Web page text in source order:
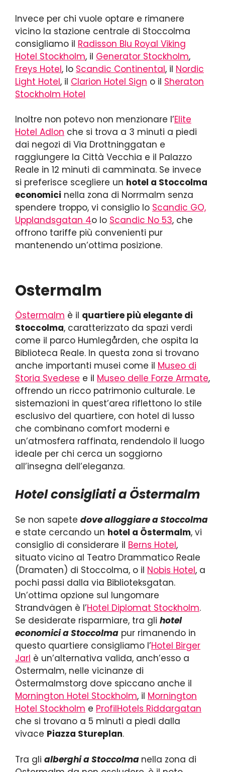
Invece per chi vuole optare e rimanere
vicino la stazione centrale di Stoccolma
consigliamo il Radisson Blu Royal Viking
Hotel Stockholm, il Generator Stockholm,
Freys Hotel, lo Scandic Continental, il Nordic
Light Hotel, il Clarion Hotel Sign o il Sheraton
Stockholm Hotel
Inoltre non potevo non menzionare l’Elite
Hotel Adlon che si trova a 3 minuti a piedi
dai negozi di Via Drottninggatan e
raggiungere la Città Vecchia e il Palazzo
Reale in 12 minuti di camminata. Se invece
si preferisce scegliere un hotel a Stoccolma
economici nella zona di Norrmalm senza
spendere troppo, vi consiglio lo Scandic GO,
Upplandsgatan 4o lo Scandic No 53, che
offrono tariffe più convenienti pur
mantenendo un’ottima posizione.
Ostermalm
Östermalm è il quartiere più elegante di
Stoccolma, caratterizzato da spazi verdi
come il parco Humlegården, che ospita la
Biblioteca Reale. In questa zona si trovano
anche importanti musei come il Museo di
Storia Svedese e il Museo delle Forze Armate,
offrendo un ricco patrimonio culturale. Le
sistemazioni in quest’area riflettono lo stile
esclusivo del quartiere, con hotel di lusso
che combinano comfort moderni e
un’atmosfera raffinata, rendendolo il luogo
ideale per chi cerca un soggiorno
all’insegna dell’eleganza.
Hotel consigliati a Östermalm
Se non sapete dove alloggiare a Stoccolma
e state cercando un hotel a Östermalm, vi
consiglio di considerare il Berns Hotel,
situato vicino al Teatro Drammatico Reale
(Dramaten) di Stoccolma, o il Nobis Hotel, a
pochi passi dalla via Biblioteksgatan.
Un’ottima opzione sul lungomare
Strandvägen è l’Hotel Diplomat Stockholm.
Se desiderate risparmiare, tra gli hotel
economici a Stoccolma pur rimanendo in
questo quartiere consigliamo l’Hotel Birger
Jarl è un’alternativa valida, anch’esso a
Östermalm, nelle vicinanze di
Östermalmstorg dove spiccano anche il
Mornington Hotel Stockholm, il Mornington
Hotel Stockholm e ProfilHotels Riddargatan
che si trovano a 5 minuti a piedi dalla
vivace Piazza Stureplan.
Tra gli alberghi a Stoccolma nella zona di